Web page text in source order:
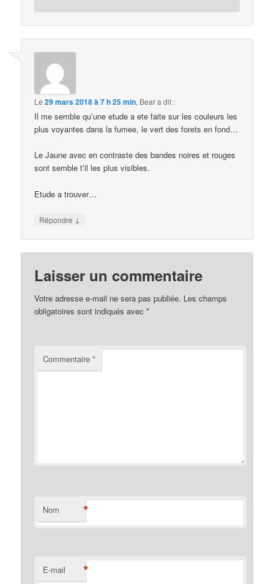
Le29 mars 2018 à 7 h 25 min, Beara dit :
Il me semble qu’une etude a ete faite sur les couleurs les
plus voyantes dans la fumee, le vert des forets en fond…
Le Jaune avec en contraste des bandes noires et rouges
sont semble t’il les plus visibles.
Etude a trouver…
Répondre ↓
Laisser un commentaire
Votre adresse e-mail ne sera pas publiée. Les champs
obligatoires sont indiqués avec*
Commentaire*
Nom *
E-mail *